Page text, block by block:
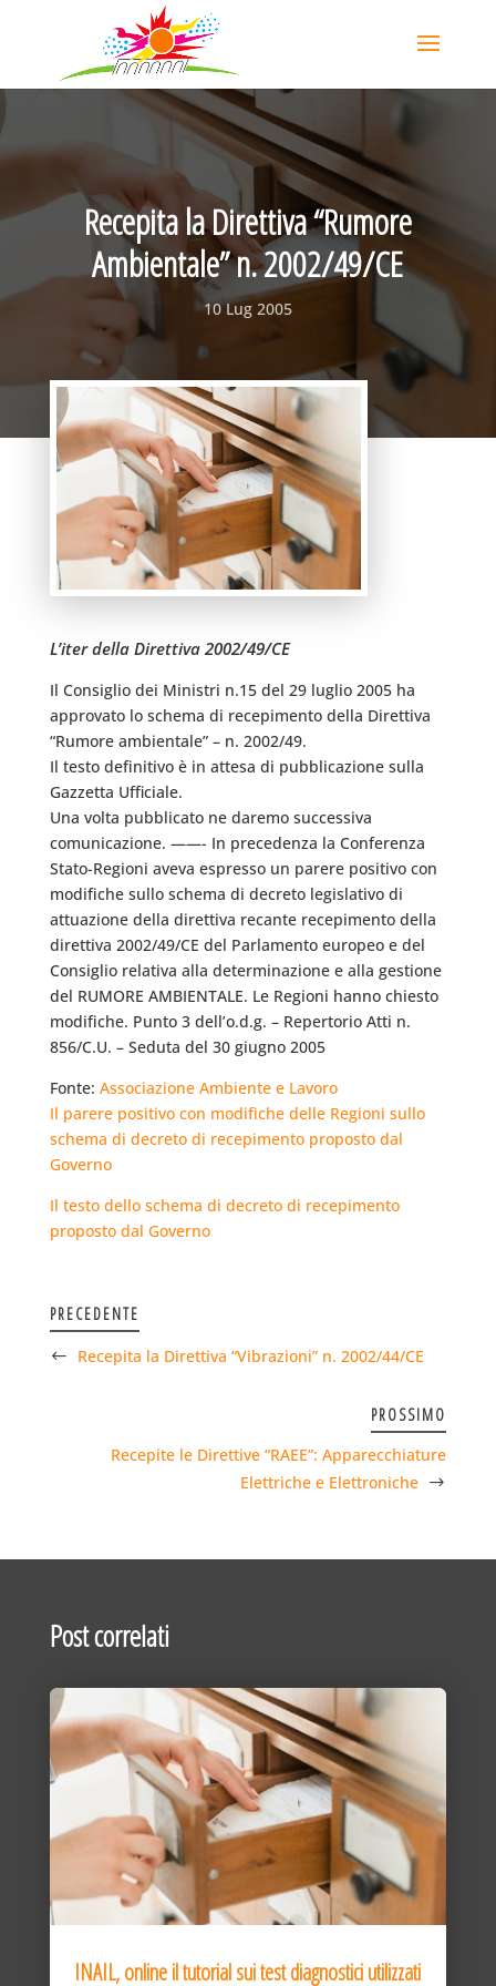
Recepita la Direttiva “Rumore
Ambientale” n. 2002/49/CE
10 Lug 2005
L’iter della Direttiva 2002/49/CE
Il Consiglio dei Ministri n.15 del 29 luglio 2005 ha
approvato lo schema di recepimento della Direttiva
“Rumore ambientale” – n. 2002/49.
Il testo definitivo è in attesa di pubblicazione sulla
Gazzetta Ufficiale.
Una volta pubblicato ne daremo successiva
comunicazione. ——- In precedenza la Conferenza
Stato-Regioni aveva espresso un parere positivo con
modifiche sullo schema di decreto legislativo di
attuazione della direttiva recante recepimento della
direttiva 2002/49/CE del Parlamento europeo e del
Consiglio relativa alla determinazione e alla gestione
del RUMORE AMBIENTALE. Le Regioni hanno chiesto
modifiche. Punto 3 dell’o.d.g. – Repertorio Atti n.
856/C.U. – Seduta del 30 giugno 2005
Fonte: Associazione Ambiente e Lavoro
Il parere positivo con modifiche delle Regioni sullo
schema di decreto di recepimento proposto dal
Governo
Il testo dello schema di decreto di recepimento
proposto dal Governo
PRECEDENTE
Recepita la Direttiva “Vibrazioni” n. 2002/44/CE
PROSSIMO
Recepite le Direttive “RAEE”: Apparecchiature
Elettriche e Elettroniche
Post correlati
INAIL, online il tutorial sui test diagnostici utilizzati